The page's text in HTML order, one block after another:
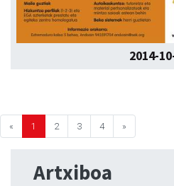
2014-
« 1 2 3 4 »
Artxiboa